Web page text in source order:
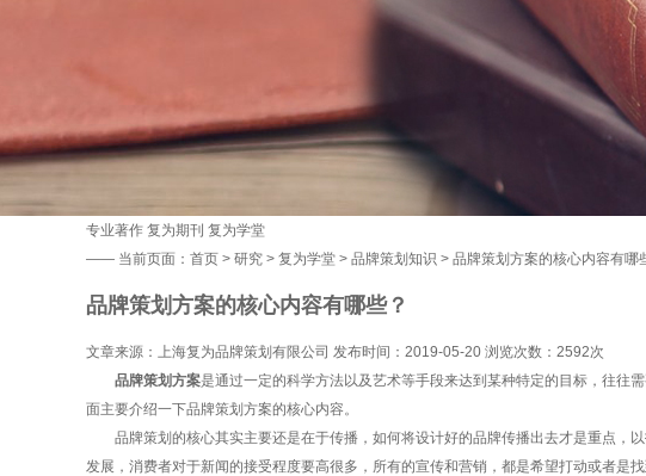
专业著作 复为期刊 复为学堂
—— 当前页面： 首页 > 研究 > 复为学堂 > 品牌策划知识 > 品牌策划方案的核心内容有哪
品牌策划方案的核心内容有哪些？
文章来源：上海复为品牌策划有限公司 发布时间：2019-05-20 浏览次数： 2592次
品牌策划方案是通过一定的科学方法以及艺术等手段来达到某种特定的目标，往往
面主要介绍一下品牌策划方案的核心内容。
品牌策划的核心其实主要还是在于传播，如何将设计好的品牌传播出去才是重点，
发展，消费者对于新闻的接受程度要高很多，所有的宣传和营销，都是希望打动或者是